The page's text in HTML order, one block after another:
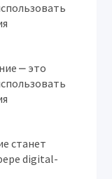
⎼ это
станет
digital-